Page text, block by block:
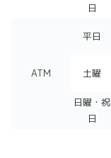
日
ATM
平日
土曜
日曜・祝
日